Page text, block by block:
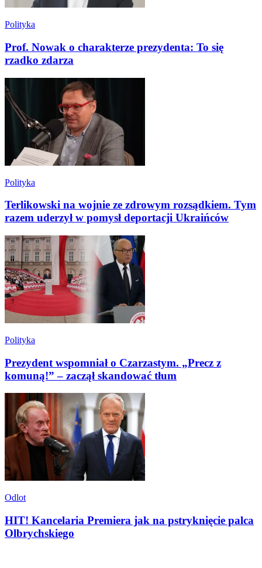
Polityka
Prof. Nowak o charakterze prezydenta: To się
rzadko zdarza
Polityka
Terlikowski na wojnie ze zdrowym rozsądkiem. Tym
razem uderzył w pomysł deportacji Ukraińców
Polityka
Prezydent wspomniał o Czarzastym. „Precz z
komuną!” – zaczął skandować tłum
Odlot
HIT! Kancelaria Premiera jak na pstryknięcie palca
Olbrychskiego